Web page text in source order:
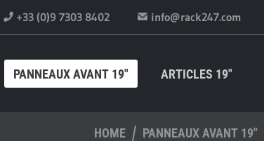
+33 (0)9 7303 8402 info@rack247.com
PANNEAUX AVANT 19" ARTICLES 19"
HOME PANNEAUX AVANT 19"